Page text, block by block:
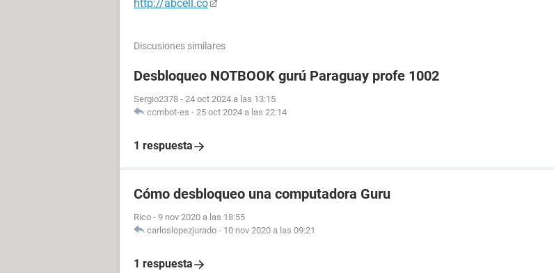
http://abcell.co
Discusiones similares
Desbloqueo NOTBOOK gurú Paraguay profe 1002
Sergio2378 - 24 oct 2024 a las 13:15
ccmbot-es - 25 oct 2024 a las 22:14
1 respuesta
Cómo desbloqueo una computadora Guru
Rico - 9 nov 2020 a las 18:55
carloslopezjurado - 10 nov 2020 a las 09:21
1 respuesta